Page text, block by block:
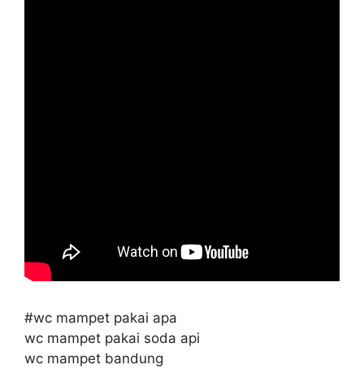
#wc mampet pakai apa
wc mampet pakai soda api
wc mampet bandung